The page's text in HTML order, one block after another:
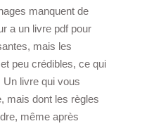
manquent de
a un livre pdf pour
mais les
peu crédibles, ce qui
Un livre qui vous
mais dont les règles
même après